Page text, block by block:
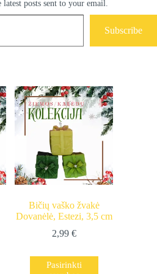
posts sent to your email.
Subscribe
Bičių vaško žvakė
Dovanėlė, Estezi, 3,5 cm
2,99 €
Pasirinkti
This